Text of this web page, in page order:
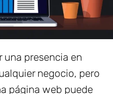
una presencia en
negocio, pero
página web puede